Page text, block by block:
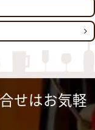
せはお気軽